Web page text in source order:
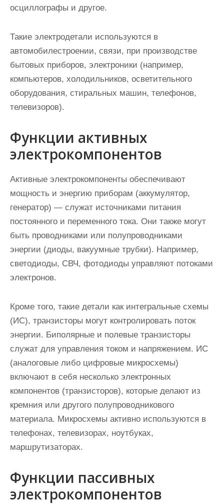
осциллографы и другое.
Такие электродетали используются в
автомобилестроении, связи, при производстве
бытовых приборов, электроники (например,
компьютеров, холодильников, осветительного
оборудования, стиральных машин, телефонов,
телевизоров).
Функции активных
электрокомпонентов
Активные электрокомпоненты обеспечивают
мощность и энергию приборам (аккумулятор,
генератор) — служат источниками питания
постоянного и переменного тока. Они также могут
быть проводниками или полупроводниками
энергии (диоды, вакуумные трубки). Например,
светодиоды, СВЧ, фотодиоды управляют потоками
электронов.
Кроме того, такие детали как интегральные схемы
(ИС), транзисторы могут контролировать поток
энергии. Биполярные и полевые транзисторы
служат для управления током и напряжением. ИС
(аналоговые либо цифровые микросхемы)
включают в себя несколько электронных
компонентов (транзисторов), которые делают из
кремния или другого полупроводникового
материала. Микросхемы активно используются в
телефонах, телевизорах, ноутбуках,
маршрутизаторах.
Функции пассивных
электрокомпонентов